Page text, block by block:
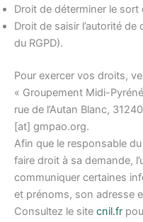
Droit de déterminer le
Droit de saisir l’autorité
du RGPD).
Pour exercer vos droits,
« Groupement Midi-
rue de l’Autan Blanc,
[at] gmpao.org.
Afin que le responsable
faire droit à sa demande,
communiquer certaines
et prénoms, son adresse
Consultez le site cnil.fr